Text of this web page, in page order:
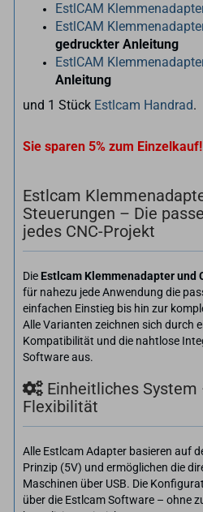
EstlCAM
EstlCAM
gedruckter Anleitung
EstlCAM
Anleitung
und 1 Stück Estlcam Handrad.
Sie sparen 5% zum Einzelkauf!
Estlcam
Steuerungen – Die
jedes CNC-Projekt
Die Estlcam Klemmenadapter und
für nahezu jede Anwendung die
einfachen Einstieg bis hin zur
Alle Varianten zeichnen sich durch
Kompatibilität und die nahtlose
Software aus.
Einheitliches
Flexibilität
Alle Estlcam Adapter basieren auf
Prinzip (5V) und ermöglichen die
Maschinen über USB. Die
über die Estlcam Software – ohne